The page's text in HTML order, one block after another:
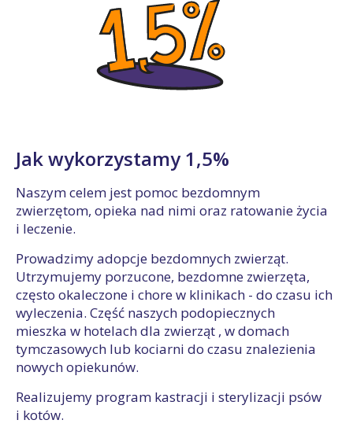
Jak wykorzystamy 1,5%
Naszym celem jest pomoc bezdomnym
zwierzętom, opieka nad nimi oraz ratowanie życia
i leczenie.
Prowadzimy adopcje bezdomnych zwierząt.
Utrzymujemy porzucone, bezdomne zwierzęta,
często okaleczone i chore w klinikach - do czasu ich
wyleczenia. Część naszych podopiecznych
mieszka w hotelach dla zwierząt , w domach
tymczasowych lub kociarni do czasu znalezienia
nowych opiekunów.
Realizujemy program kastracji i sterylizacji psów
i kotów.